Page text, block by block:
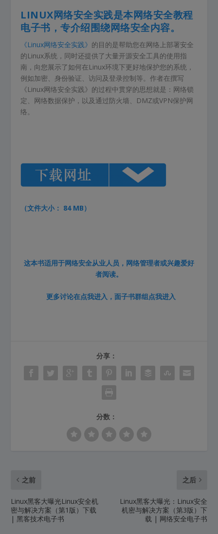
LINUX网络安全实践是本网络安全教程
电子书，专介绍围绕网络安全内容。
《Linux网络安全实践》 的目的是帮助您在网络上部署安全
的Linux系统，同时还提供了大量开源安全工具的使用指
南，向您展示了如何在Linux环境下更好地保护您的系统，
例如加密、身份验证、访问及登录控制等。作者在撰写
《Linux网络安全实践》的过程中贯穿的思想就是：网络锁
定、网络数据保护，以及通过防火墙、DMZ或VPN保护网
络。
（文件大小： 84 MB）
这本书适用于网络安全从业人员，网络管理者或兴趣爱好
者阅读。
更多讨论在点我进入 ，面子书群组点我进入
分享：
分数：
之前
Linux黑客大曝光Linux安全机
密与解决方案（第1版）下载
| 黑客技术电子书
之后
Linux黑客大曝光：Linux安全
机密与解决方案（第3版）下
载 | 网络安全电子书